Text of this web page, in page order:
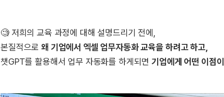
🧐 저희의 교육 과정에 대해 설명드리기 전에,
본질적으로왜 기업에서 엑셀 업무자동화 교육을 하려고 하고,
챗GPT를 활용해서 업무 자동화를 하게되면기업에게 어떤 이점